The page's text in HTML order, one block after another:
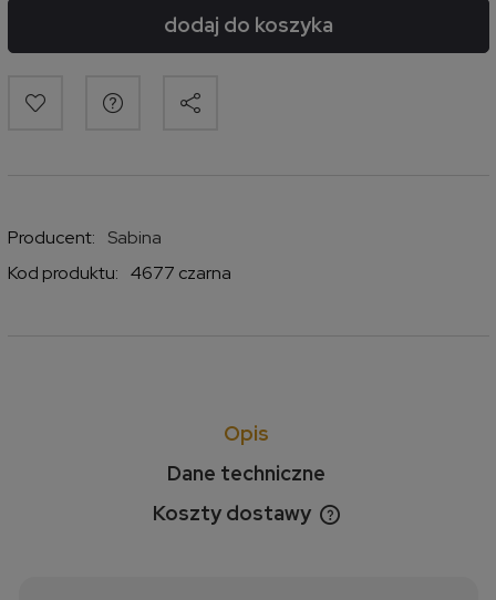
dodaj do koszyka
Producent:
Sabina
Kod produktu: 4677 czarna
Opis
Dane techniczne
Koszty dostawy
Cena nie zawiera ewentualnych kosztów płatności